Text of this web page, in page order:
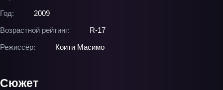
Год:
2009
Возрастной рейтинг:
R-17
Режиссёр:
Коити Масимо
Сюжет